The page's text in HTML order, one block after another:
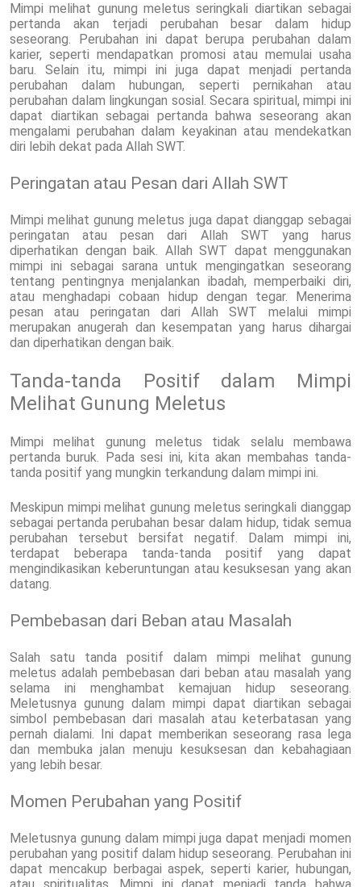
Mimpi melihat gunung meletus seringkali diartikan sebagai
pertanda akan terjadi perubahan besar dalam hidup
seseorang. Perubahan ini dapat berupa perubahan dalam
karier, seperti mendapatkan promosi atau memulai usaha
baru. Selain itu, mimpi ini juga dapat menjadi pertanda
perubahan dalam hubungan, seperti pernikahan atau
perubahan dalam lingkungan sosial. Secara spiritual, mimpi ini
dapat diartikan sebagai pertanda bahwa seseorang akan
mengalami perubahan dalam keyakinan atau mendekatkan
diri lebih dekat pada Allah SWT.
Peringatan atau Pesan dari Allah SWT
Mimpi melihat gunung meletus juga dapat dianggap sebagai
peringatan atau pesan dari Allah SWT yang harus
diperhatikan dengan baik. Allah SWT dapat menggunakan
mimpi ini sebagai sarana untuk mengingatkan seseorang
tentang pentingnya menjalankan ibadah, memperbaiki diri,
atau menghadapi cobaan hidup dengan tegar. Menerima
pesan atau peringatan dari Allah SWT melalui mimpi
merupakan anugerah dan kesempatan yang harus dihargai
dan diperhatikan dengan baik.
Tanda-tanda Positif dalam Mimpi
Melihat Gunung Meletus
Mimpi melihat gunung meletus tidak selalu membawa
pertanda buruk. Pada sesi ini, kita akan membahas tanda-
tanda positif yang mungkin terkandung dalam mimpi ini.
Meskipun mimpi melihat gunung meletus seringkali dianggap
sebagai pertanda perubahan besar dalam hidup, tidak semua
perubahan tersebut bersifat negatif. Dalam mimpi ini,
terdapat beberapa tanda-tanda positif yang dapat
mengindikasikan keberuntungan atau kesuksesan yang akan
datang.
Pembebasan dari Beban atau Masalah
Salah satu tanda positif dalam mimpi melihat gunung
meletus adalah pembebasan dari beban atau masalah yang
selama ini menghambat kemajuan hidup seseorang.
Meletusnya gunung dalam mimpi dapat diartikan sebagai
simbol pembebasan dari masalah atau keterbatasan yang
pernah dialami. Ini dapat memberikan seseorang rasa lega
dan membuka jalan menuju kesuksesan dan kebahagiaan
yang lebih besar.
Momen Perubahan yang Positif
Meletusnya gunung dalam mimpi juga dapat menjadi momen
perubahan yang positif dalam hidup seseorang. Perubahan ini
dapat mencakup berbagai aspek, seperti karier, hubungan,